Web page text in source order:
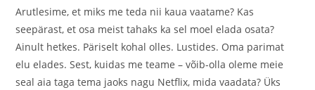
Arutlesime, et miks me teda nii kaua vaatame? Kas
seepärast, et osa meist tahaks ka sel moel elada osata?
Ainult hetkes. Päriselt kohal olles. Lustides. Oma parimat
elu elades. Sest, kuidas me teame – võib-olla oleme meie
seal aia taga tema jaoks nagu Netflix, mida vaadata? Üks